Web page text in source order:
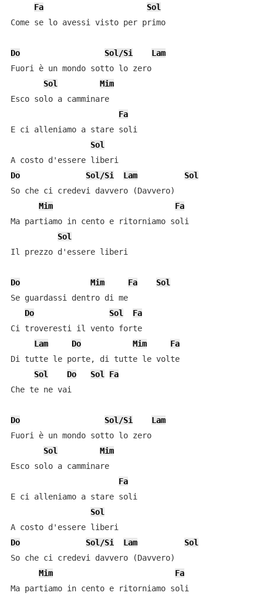
Fa
Sol
Come se lo avessi visto per primo
Do Sol/Si
Lam
Fuori è un mondo sotto lo zero
Sol
Mim
Esco solo a camminare
Fa
E ci alleniamo a stare soli
Sol
Do
Sol/Si Lam
Sol
So che ci credevi davvero (Davvero)
Mim
Fa
Ma partiamo in cento e ritorniamo soli
Sol
Il prezzo d'essere liberi
Do Mim Fa
Sol
Se guardassi dentro di me
Do
Sol
Fa
Ci troveresti il vento forte
Lam
Do Mim
Fa
Di tutte le porte, di tutte le volte
Sol
Do Sol
Fa
Che te ne vai
Do Sol/Si
Lam
Fuori è un mondo sotto lo zero
Sol
Mim
Esco solo a camminare
Fa
E ci alleniamo a stare soli
Sol
Do
Sol/Si Lam
Sol
So che ci credevi davvero (Davvero)
Mim
Fa
Ma partiamo in cento e ritorniamo soli